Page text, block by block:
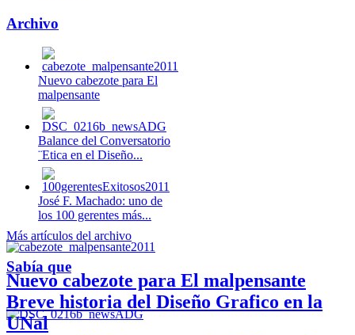
Archivo
Nuevo cabezote para El
malpensante
Balance del Conversatorio
¨Etica en el Diseño...
José F. Machado: uno de
los 100 gerentes más...
Nuevo cabezote para El malpensante
Más artículos del archivo
Sabía que
Breve historia del Diseño Grafico en la
UNal